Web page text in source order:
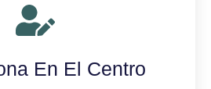
En El Centro